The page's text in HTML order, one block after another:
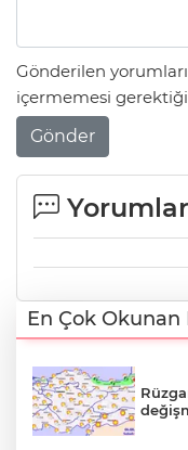
Gönderilen
içermemesi
Gönder
En Çok